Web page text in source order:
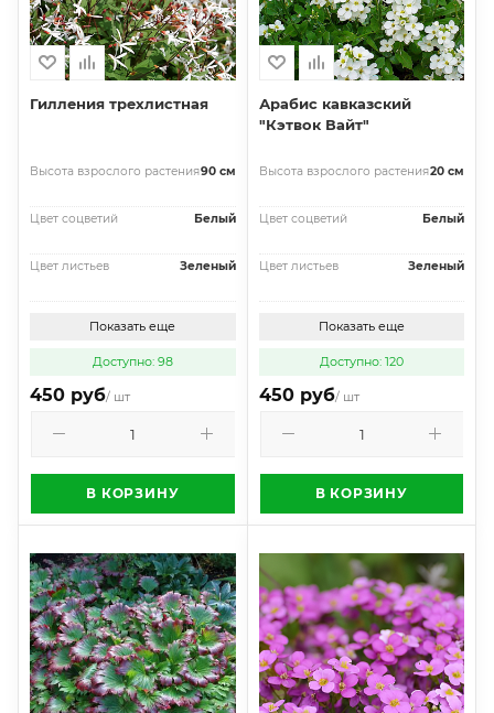
Гилления трехлистная
Высота взрослого растения90 см
Цвет соцветий Белый
Цвет листьев Зеленый
Показать еще
Доступно: 98
450 руб/ шт
В КОРЗИНУ
Арабис кавказский
"Кэтвок Вайт"
Высота взрослого растения20 см
Цвет соцветий Белый
Цвет листьев Зеленый
Показать еще
Доступно: 120
450 руб/ шт
В КОРЗИНУ